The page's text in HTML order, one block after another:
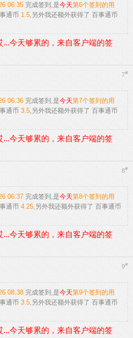
06:35 完成签到,是今天第6个签到的用
通币 1.5,另外我还额外获得了 百事通币
...今天够累的，来自客户端的签
7#
06:36 完成签到,是今天第7个签到的用
通币 3.5,另外我还额外获得了 百事通币
...今天够累的，来自客户端的签
8#
06:37 完成签到,是今天第8个签到的用
通币 4.25,另外我还额外获得了 百事通币
...今天够累的，来自客户端的签
9#
08:38 完成签到,是今天第9个签到的用
通币 3.5,另外我还额外获得了 百事通币
...今天够累的，来自客户端的签